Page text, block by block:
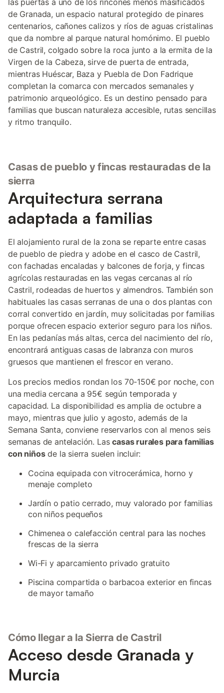
las puertas a uno de los rincones menos masificados
de Granada, un espacio natural protegido de pinares
centenarios, cañones calizos y ríos de aguas cristalinas
que da nombre al parque natural homónimo. El pueblo
de Castril, colgado sobre la roca junto a la ermita de la
Virgen de la Cabeza, sirve de puerta de entrada,
mientras Huéscar, Baza y Puebla de Don Fadrique
completan la comarca con mercados semanales y
patrimonio arqueológico. Es un destino pensado para
familias que buscan naturaleza accesible, rutas sencillas
y ritmo tranquilo.
Casas de pueblo y fincas restauradas de la
sierra
Arquitectura serrana
adaptada a familias
El alojamiento rural de la zona se reparte entre casas
de pueblo de piedra y adobe en el casco de Castril,
con fachadas encaladas y balcones de forja, y fincas
agrícolas restauradas en las vegas cercanas al río
Castril, rodeadas de huertos y almendros. También son
habituales las casas serranas de una o dos plantas con
corral convertido en jardín, muy solicitadas por familias
porque ofrecen espacio exterior seguro para los niños.
En las pedanías más altas, cerca del nacimiento del río,
encontrará antiguas casas de labranza con muros
gruesos que mantienen el frescor en verano.
Los precios medios rondan los 70-150€ por noche, con
una media cercana a 95€ según temporada y
capacidad. La disponibilidad es amplia de octubre a
mayo, mientras que julio y agosto, además de la
Semana Santa, conviene reservarlos con al menos seis
semanas de antelación. Lascasas rurales para familias
con niñosde la sierra suelen incluir:
Cocina equipada con vitrocerámica, horno y
menaje completo
Jardín o patio cerrado, muy valorado por familias
con niños pequeños
Chimenea o calefacción central para las noches
frescas de la sierra
Wi-Fi y aparcamiento privado gratuito
Piscina compartida o barbacoa exterior en fincas
de mayor tamaño
Cómo llegar a la Sierra de Castril
Acceso desde Granada y
Murcia